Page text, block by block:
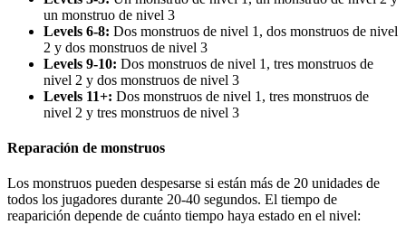
un monstruo de nivel 3
Levels 6-8: Dos monstruos de nivel 1, dos monstruos de nivel
2 y dos monstruos de nivel 3
Levels 9-10: Dos monstruos de nivel 1, tres monstruos de
nivel 2 y dos monstruos de nivel 3
Levels 11+: Dos monstruos de nivel 1, tres monstruos de
nivel 2 y tres monstruos de nivel 3
Reparación de monstruos
Los monstruos pueden despesarse si están más de 20 unidades de
todos los jugadores durante 20-40 segundos. El tiempo de
reaparición depende de cuánto tiempo haya estado en el nivel: